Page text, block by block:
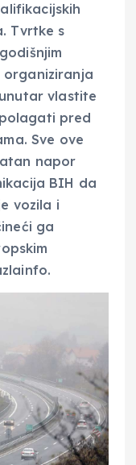
Tvrtke s
organiziranja
vlastite
pred
Sve ove
napor
BIH da
vozila i
ga